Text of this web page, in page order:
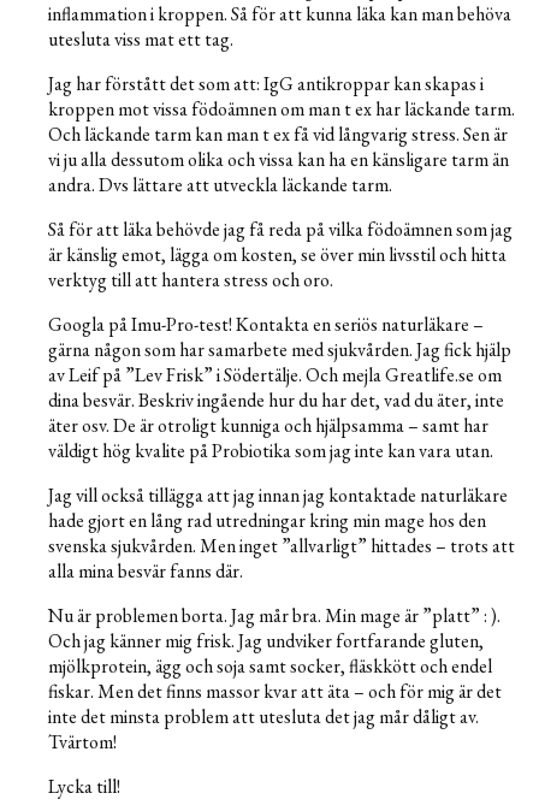
inflammation i kroppen. Så för att kunna läka kan man behöva
utesluta viss mat ett tag.
Jag har förstått det som att: IgG antikroppar kan skapas i
kroppen mot vissa födoämnen om man t ex har läckande tarm.
Och läckande tarm kan man t ex få vid långvarig stress. Sen är
vi ju alla dessutom olika och vissa kan ha en känsligare tarm än
andra. Dvs lättare att utveckla läckande tarm.
Så för att läka behövde jag få reda på vilka födoämnen som jag
är känslig emot, lägga om kosten, se över min livsstil och hitta
verktyg till att hantera stress och oro.
Googla på Imu-Pro-test! Kontakta en seriös naturläkare –
gärna någon som har samarbete med sjukvården. Jag fick hjälp
av Leif på ”Lev Frisk” i Södertälje. Och mejla Greatlife.se om
dina besvär. Beskriv ingående hur du har det, vad du äter, inte
äter osv. De är otroligt kunniga och hjälpsamma – samt har
väldigt hög kvalite på Probiotika som jag inte kan vara utan.
Jag vill också tillägga att jag innan jag kontaktade naturläkare
hade gjort en lång rad utredningar kring min mage hos den
svenska sjukvården. Men inget ”allvarligt” hittades – trots att
alla mina besvär fanns där.
Nu är problemen borta. Jag mår bra. Min mage är ”platt” : ).
Och jag känner mig frisk. Jag undviker fortfarande gluten,
mjölkprotein, ägg och soja samt socker, fläskkött och endel
fiskar. Men det finns massor kvar att äta – och för mig är det
inte det minsta problem att utesluta det jag mår dåligt av.
Tvärtom!
Lycka till!